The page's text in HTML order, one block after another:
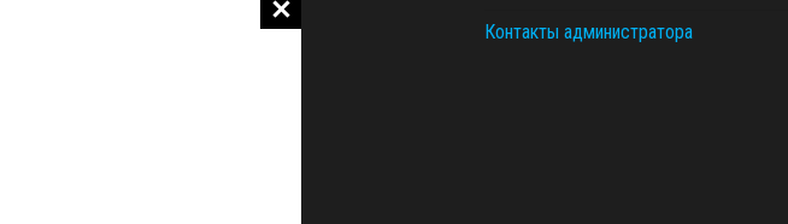
Контакты администратора